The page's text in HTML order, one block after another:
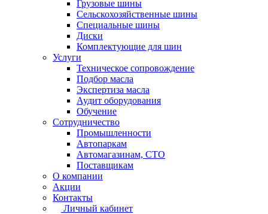
Грузовые шины
Сельскохозяйственные шины
Специальные шины
Диски
Комплектующие для шин
Услуги
Техническое сопровождение
Подбор масла
Экспертиза масла
Аудит оборудования
Обучение
Сотрудничество
Промышленности
Автопаркам
Автомагазинам, СТО
Поставщикам
О компании
Акции
Контакты
Личный кабинет